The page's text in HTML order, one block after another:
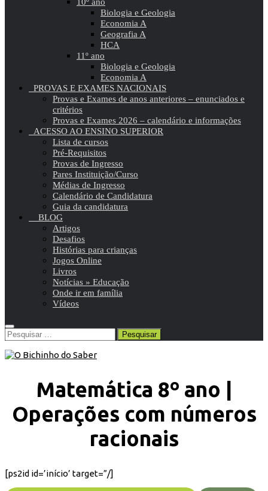
Biologia e Geologia
Economia A
Geografia A
HCA
11º ano
Biologia e Geologia
Economia A
PROVAS E EXAMES NACIONAIS
Provas e Exames de anos anteriores – enunciados e
critérios
Provas e Exames 2026 – calendário e informações
ACESSO AO ENSINO SUPERIOR
Lista de cursos
Pré-Requisitos
Provas de Ingresso
Pares Instituição/Curso
Médias de Ingresso
Calendário de Candidatura
Guia da candidatura
BLOG
Artigos
Desafios
Histórias para crianças
Jogos Online
Livros
Notícias » Educação
Onde ir em família
Vídeos
Pesquisar
por:
Matemática 8º ano |
Operações com números
racionais
[ps2id id=’início’ target=”/]